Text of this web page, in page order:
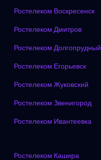
Ростелеком Воскресенск
Ростелеком Дмитров
Ростелеком Долгопрудный
Ростелеком Егорьевск
Ростелеком Жуковский
Ростелеком Звенигород
Ростелеком Ивантеевка
Ростелеком Кашира